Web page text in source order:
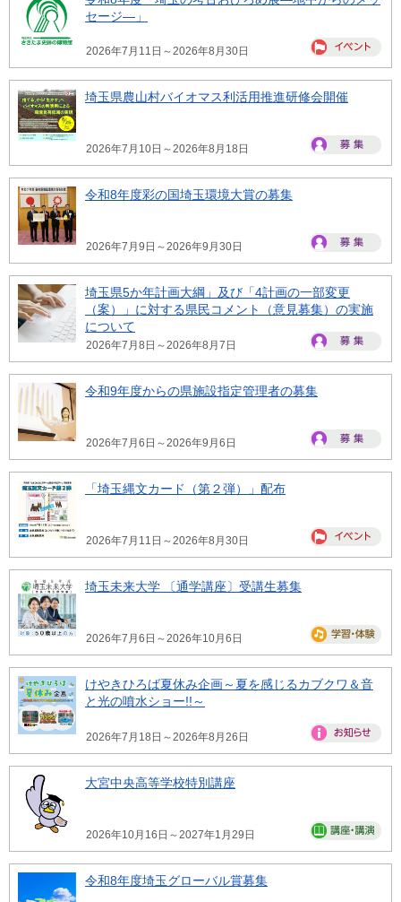
セージ―」
2026年7月11日～2026年8月30日
埼玉県農山村バイオマス利活用推進研修会開催
2026年7月10日～2026年8月18日
令和8年度彩の国埼玉環境大賞の募集
2026年7月9日～2026年9月30日
埼玉県5か年計画大綱」及び「4計画の一部変更
（案）」に対する県民コメント（意見募集）の実施
について
2026年7月8日～2026年8月7日
令和9年度からの県施設指定管理者の募集
2026年7月6日～2026年9月6日
「埼玉縄文カード（第２弾）」配布
2026年7月11日～2026年8月30日
埼玉未来大学 〔通学講座〕受講生募集
2026年7月6日～2026年10月6日
けやきひろば夏休み企画～夏を感じるカブクワ＆音
と光の噴水ショー!!～
2026年7月18日～2026年8月26日
大宮中央高等学校特別講座
2026年10月16日～2027年1月29日
令和8年度埼玉グローバル賞募集